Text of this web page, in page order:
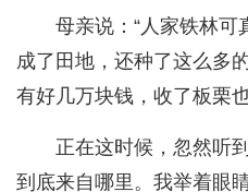
母亲说：“人家铁林可
成了田地，还种了这么多
有好几万块钱，收了板栗
正在这时候，忽然听
到底来自哪里。我举着眼